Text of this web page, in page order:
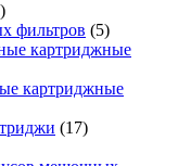
фильтров (5)
картриджные
картриджные
(17)